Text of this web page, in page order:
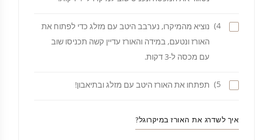
4)
נוציא מהמיקרו, נערבב היטב עם מזלג כדי לפתוח את
האורז ונטעם, במידה והאורז עדיין קשה תכניסו שוב
עם מכסה ל-3 דקות.
5) תפתחו את האורז היטב עם מזלג ובתיאבון!
איך לשדרג את האורז במיקרוגל?